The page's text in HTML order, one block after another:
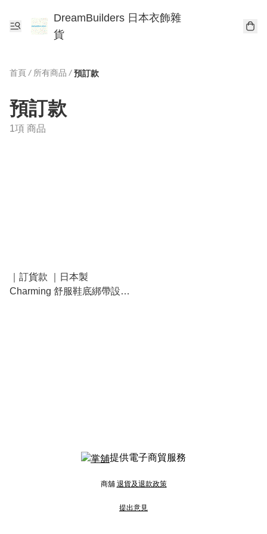
DreamBuilders 日本衣飾雜
貨
首頁 / 所有商品 / 預訂款
預訂款
1項 商品
｜訂貨款 ｜日本製
Charming 舒服鞋底綁帶設計
提供電子商貿服務
商舖 退貨及退款政策
提出意見